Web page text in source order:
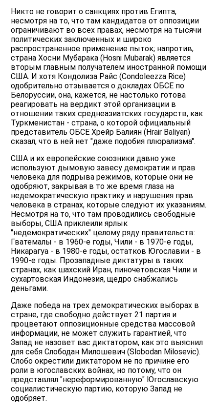
Никто не говорит о санкциях против Египта,
несмотря на то, что там кандидатов от оппозиции
ограничивают во всех правах, несмотря на тысячи
политических заключенных и широко
распространенное применение пыток; напротив,
страна Хосни Мубарака (Hosni Mubarak) является
вторым главным получателем иностранной помощи
США. И хотя Кондолиза Райс (Condoleezza Rice)
одобрительно отзывается о докладах ОБСЕ по
Белоруссии, она, кажется, не настолько готова
реагировать на вердикт этой организации в
отношении таких среднеазиатских государств, как
Туркменистан - страна, о которой официальный
представитель ОБСЕ Хрейр Балиян (Hrair Baliyan)
сказал, что в ней нет "даже подобия плюрализма".
США и их европейские союзники давно уже
используют дымовую завесу демократии и прав
человека для подрыва режимов, которые они не
одобряют, закрывая в то же время глаза на
недемократическую практику и нарушения прав
человека в странах, которые следуют их указаниям.
Несмотря на то, что там проводились свободные
выборы, США приклеили ярлык
"недемократических" целому ряду правительств:
Гватемалы - в 1960-е годы, Чили - в 1970-е годы,
Никарагуа - в 1980-е годы, остатков Югославии - в
1990-е годы. Прозападные диктатуры в таких
странах, как шахский Иран, пиночетовская Чили и
сухартовская Индонезия, щедро снабжались
деньгами.
Даже победа на трех демократических выборах в
стране, где свободно действует 21 партия и
процветают оппозиционные средства массовой
информации, не может служить гарантией, что
Запад не назовет вас диктатором, как это выяснил
для себя Слободан Милошевич (Slobodan Milosevic).
Слобо окрестили диктатором не по причине его
роли в югославских войнах, но потому, что он
представлял "нереформированную" Югославскую
социалистическую партию, которую Запад не
одобряет.